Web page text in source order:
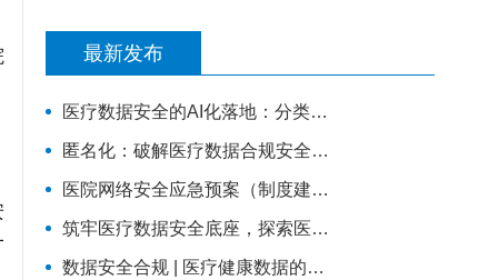
最新发布
医疗数据安全的AI化落地：分类分级×等保2.0×国密
匿名化：破解医疗数据合规安全流通难题的关键路径
医院网络安全应急预案（制度建设可以直接使用版）
筑牢医疗数据安全底座，探索医院商密轻改造实践路径
数据安全合规 | 医疗健康数据的安全红线：如何平衡业务流转与合规监管？